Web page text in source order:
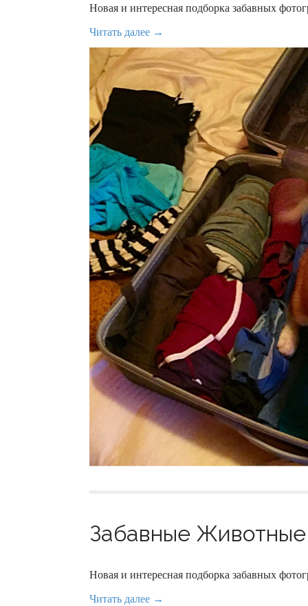
Новая и интересная подборка забавных
Читать далее →
Забавные Животные
Новая и интересная подборка забавных
Читать далее →